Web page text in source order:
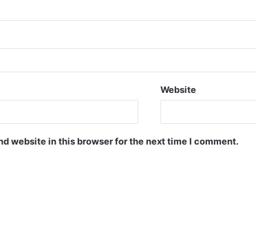
Website
website in this browser for the next time I comment.